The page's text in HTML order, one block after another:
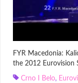
FYR Macedonia:
the 2012 Eurovision
Crno I Belo,